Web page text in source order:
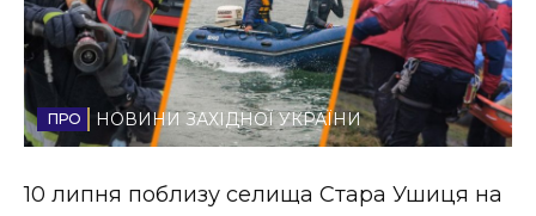
Спорт
Стиль життя
Втрачений Ужгород
Втрачений Ужгород (відеоверсія)
НОВИНИ ЗАХІДНОЇ УКРАЇНИ
10 липня поблизу селища Стара Ушиця на